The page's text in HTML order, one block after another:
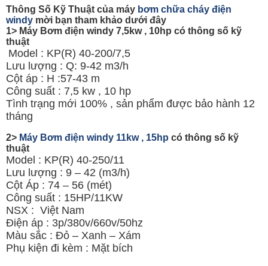
Thông Số Kỹ Thuật của máy bơm chữa cháy điện
windy mời bạn tham khảo dưới đây
1> Máy Bơm điện windy 7,5kw , 10hp có thông số kỹ
thuật
Model : KP(R) 40-200/7,5
Lưu lượng : Q: 9-42 m3/h
Cột áp : H :57-43 m
Công suất : 7,5 kw , 10 hp
Tình trạng mới 100% , sản phẩm được bảo hành 12
tháng
2> Máy Bơm điện windy 11kw , 15hp có thông số kỹ
thuật
Model : KP(R) 40-250/11
Lưu lượng : 9 – 42 (m3/h)
Cột Áp : 74 – 56 (mét)
Công suất : 15HP/11KW
NSX : Việt Nam
Điện áp : 3p/380v/660v/50hz
Màu sắc : Đỏ – Xanh – Xám
Phụ kiện đi kèm : Mặt bích